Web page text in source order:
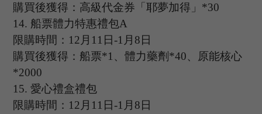
購買後獲得：高級代金券「耶夢加得」 *30
14. 船票體力特惠禮包A
限購時間： 12 月 11 日-1 月 8日
購買後獲得：船票*1、體力藥劑*40、原能核心
*2000
15. 愛心禮盒禮包
限購時間： 12 月 11 日-1 月 8日